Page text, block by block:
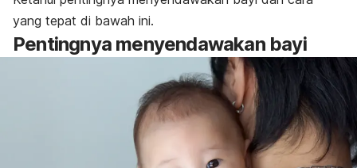
yang tepat di bawah ini.
Pentingnya menyendawakan bayi